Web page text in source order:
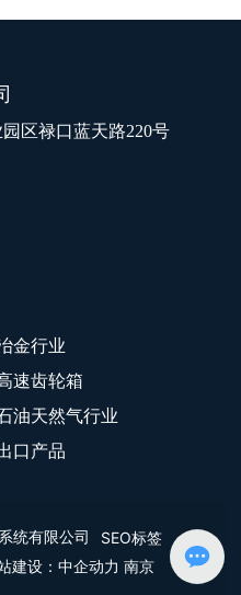
区禄口蓝天路220号
金行业
速齿轮箱
油天然气行业
口产品
统有限公司 SEO标签
建设： 中企动力 南京